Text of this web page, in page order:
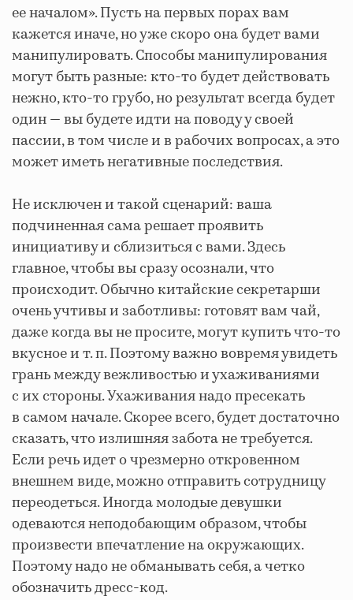
ее началом». Пусть на первых порах вам
кажется иначе, но уже скоро она будет вами
манипулировать. Способы манипулирования
могут быть разные: кто-то будет действовать
нежно, кто-то грубо, но результат всегда будет
один — вы будете идти на поводу у своей
пассии, в том числе и в рабочих вопросах, а это
может иметь негативные последствия.
Не исключен и такой сценарий: ваша
подчиненная сама решает проявить
инициативу и сблизиться с вами. Здесь
главное, чтобы вы сразу осознали, что
происходит. Обычно китайские секретарши
очень учтивы и заботливы: готовят вам чай,
даже когда вы не просите, могут купить что-то
вкусное и т. п. Поэтому важно вовремя увидеть
грань между вежливостью и ухаживаниями
с их стороны. Ухаживания надо пресекать
в самом начале. Скорее всего, будет достаточно
сказать, что излишняя забота не требуется.
Если речь идет о чрезмерно откровенном
внешнем виде, можно отправить сотрудницу
переодеться. Иногда молодые девушки
одеваются неподобающим образом, чтобы
произвести впечатление на окружающих.
Поэтому надо не обманывать себя, а четко
обозначить дресс-код.